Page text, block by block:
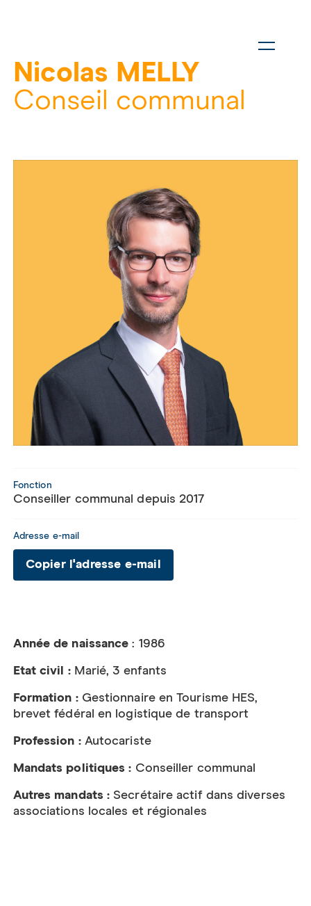
Nicolas MELLY
Conseil communal
Fonction
Conseiller communal depuis 2017
Adresse e-mail
Copier l'adresse e-mail
Année de naissance: 1986
Etat civil :Marié, 3 enfants
Formation :Gestionnaire en Tourisme HES,
brevet fédéral en logistique de transport
Profession :Autocariste
Mandats politiques : Conseiller communal
Autres mandats : Secrétaire actif dans diverses
associations locales et régionales